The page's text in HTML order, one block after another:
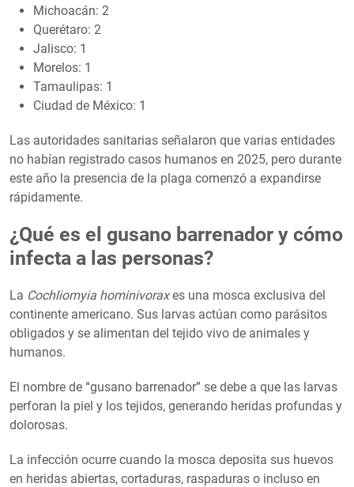
Michoacán: 2
Querétaro: 2
Jalisco: 1
Morelos: 1
Tamaulipas: 1
Ciudad de México: 1
Las autoridades sanitarias señalaron que varias entidades
no habían registrado casos humanos en 2025, pero durante
este año la presencia de la plaga comenzó a expandirse
rápidamente.
¿Qué es el gusano barrenador y cómo
infecta a las personas?
La Cochliomyia hominivoraxes una mosca exclusiva del
continente americano. Sus larvas actúan como parásitos
obligados y se alimentan del tejido vivo de animales y
humanos.
El nombre de “gusano barrenador” se debe a que las larvas
perforan la piel y los tejidos, generando heridas profundas y
dolorosas.
La infección ocurre cuando la mosca deposita sus huevos
en heridas abiertas, cortaduras, raspaduras o incluso en